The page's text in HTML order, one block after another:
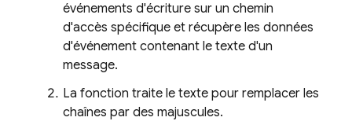
événements d'écriture sur un chemin
d'accès spécifique et récupère les données
d'événement contenant le texte d'un
message.
La fonction traite le texte pour remplacer les
chaînes par des majuscules.